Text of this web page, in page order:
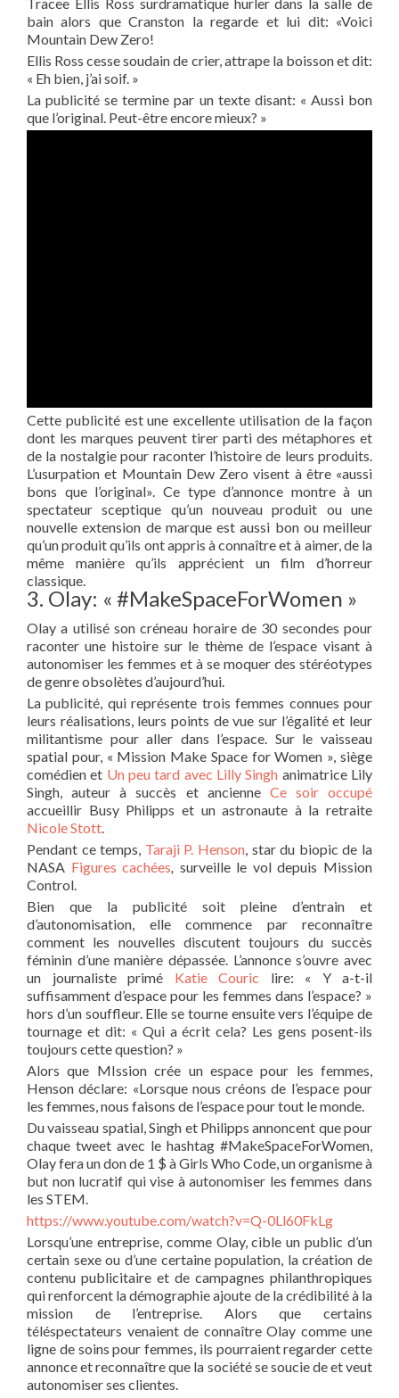
bain alors que Cranston la regarde et lui dit: «Voici
Mountain Dew Zero!
Ellis Ross cesse soudain de crier, attrape la boisson et dit:
« Eh bien, j’ai soif. »
La publicité se termine par un texte disant: « Aussi bon
que l’original. Peut-être encore mieux? »
Cette publicité est une excellente utilisation de la façon
dont les marques peuvent tirer parti des métaphores et
de la nostalgie pour raconter l’histoire de leurs produits.
L’usurpation et Mountain Dew Zero visent à être «aussi
bons que l’original». Ce type d’annonce montre à un
spectateur sceptique qu’un nouveau produit ou une
nouvelle extension de marque est aussi bon ou meilleur
qu’un produit qu’ils ont appris à connaître et à aimer, de la
même manière qu’ils apprécient un film d’horreur
classique.
3. Olay: « #MakeSpaceForWomen »
Olay a utilisé son créneau horaire de 30 secondes pour
raconter une histoire sur le thème de l’espace visant à
autonomiser les femmes et à se moquer des stéréotypes
de genre obsolètes d’aujourd’hui.
La publicité, qui représente trois femmes connues pour
leurs réalisations, leurs points de vue sur l’égalité et leur
militantisme pour aller dans l’espace. Sur le vaisseau
spatial pour, « Mission Make Space for Women », siège
comédien et Un peu tard avec Lilly Singh animatrice Lily
Singh, auteur à succès et ancienne Ce soir occupé
accueillir Busy Philipps et un astronaute à la retraite
Nicole Stott
Pendant ce temps, Taraji P. Henson , star du biopic de la
NASA Figures cachées surveille le vol depuis Mission
Control.
Bien que la publicité soit pleine d’entrain et
d’autonomisation, elle commence par reconnaître
comment les nouvelles discutent toujours du succès
féminin d’une manière dépassée. L’annonce s’ouvre avec
un journaliste primé Katie Couric lire: « Y a-t-il
suffisamment d’espace pour les femmes dans l’espace? »
hors d’un souffleur. Elle se tourne ensuite vers l’équipe de
tournage et dit: « Qui a écrit cela? Les gens posent-ils
toujours cette question? »
Alors que MIssion crée un espace pour les femmes,
Henson déclare: «Lorsque nous créons de l’espace pour
les femmes, nous faisons de l’espace pour tout le monde.
Du vaisseau spatial, Singh et Philipps annoncent que pour
chaque tweet avec le hashtag #MakeSpaceForWomen,
Olay fera un don de 1 $ à Girls Who Code, un organisme à
but non lucratif qui vise à autonomiser les femmes dans
les STEM.
https://www.youtube.com/watch?v=Q-0Ll60FkLg
Lorsqu’une entreprise, comme Olay, cible un public d’un
certain sexe ou d’une certaine population, la création de
contenu publicitaire et de campagnes philanthropiques
qui renforcent la démographie ajoute de la crédibilité à la
mission de l’entreprise. Alors que certains
téléspectateurs venaient de connaître Olay comme une
ligne de soins pour femmes, ils pourraient regarder cette
annonce et reconnaître que la société se soucie de et veut
autonomiser ses clientes.